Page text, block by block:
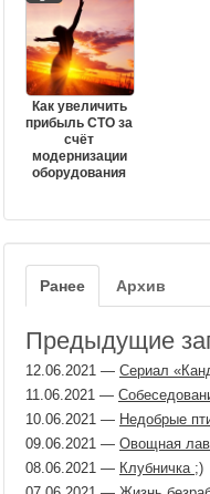
Как увеличить
прибыль СТО за
счёт
модернизации
оборудования
Ранее Архив
Предыдущие
12.06.2021 — Сериал
11.06.2021 —
10.06.2021 — Недобрые
09.06.2021 — Овощная
08.06.2021 — Клубничка ;)